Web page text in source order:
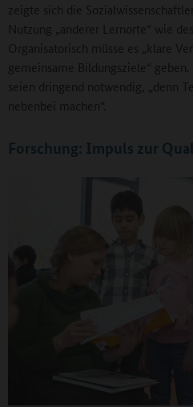
zeigte sich die
Nutzung „anderer Lernorte“ wie
Organisatorisch müsse es „klare
gemeinsame Bildungsziele“
seien dringend notwendig, „denn
nebenbei machen“.
Forschung: Impuls zur